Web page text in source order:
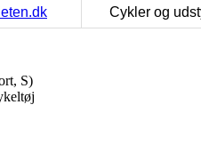
Cykler og
S)